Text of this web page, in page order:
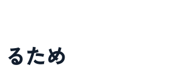
ため